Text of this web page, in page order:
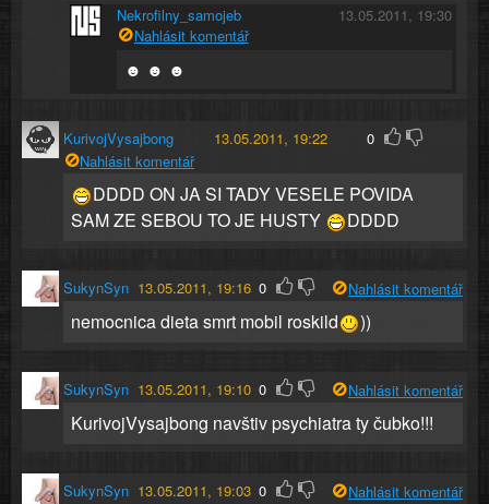
Nekrofilny_samojeb
13.05.2011, 19:30
Nahlásit komentář
☻ ☻ ☻
KurivojVysajbong 13.05.2011, 19:22
0
Nahlásit komentář
DDDD ON JA SI TADY VESELE POVIDA
SAM ZE SEBOU TO JE HUSTY
DDDD
SukynSyn 13.05.2011, 19:16 0 Nahlásit komentář
nemocnica dieta smrt mobil roskild ))
SukynSyn 13.05.2011, 19:10 0 Nahlásit komentář
KurivojVysajbong navštiv psychiatra ty čubko!!!
SukynSyn 13.05.2011, 19:03 0 Nahlásit komentář